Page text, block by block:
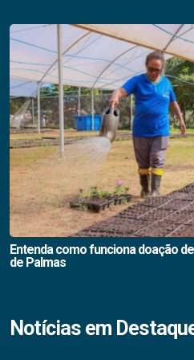
Entenda como funciona doação
de Palmas
Notícias em